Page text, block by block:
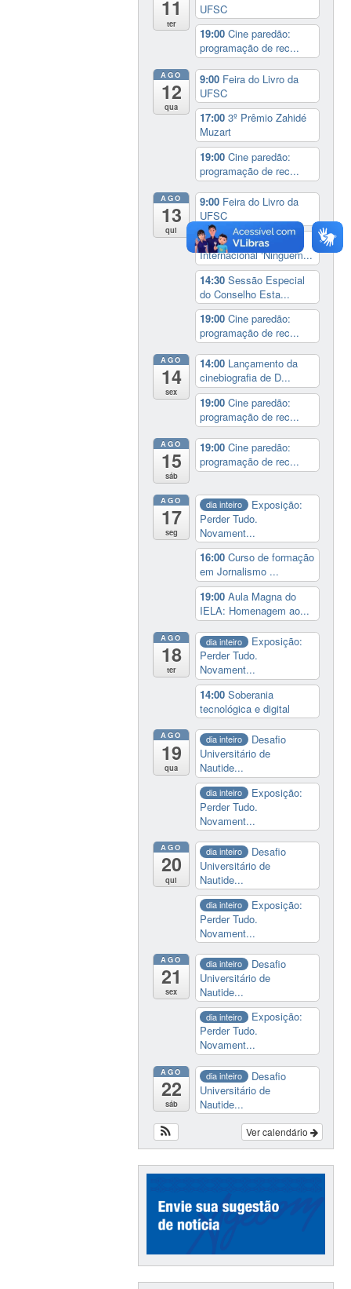
11
ter
UFSC
19:00Cine paredão:
programação de rec...
AGO
12
qua
9:00 Feira do Livro da
UFSC
17:003º Prêmio Zahidé
Muzart
19:00Cine paredão:
programação de rec...
AGO
13
qui
9:00 Feira do Livro da
UFSC
14:00 Seminário
Internacional ‘Ninguém...
14:30Sessão Especial
do Conselho Esta...
19:00Cine paredão:
programação de rec...
AGO
14
sex
14:00 Lançamento da
cinebiografia de D...
19:00Cine paredão:
programação de rec...
AGO
15
sáb
19:00Cine paredão:
programação de rec...
AGO
17
seg
dia inteiro
Exposição:
Perder Tudo.
Novament...
16:00Curso de formação
em Jornalismo ...
19:00Aula Magna do
IELA: Homenagem ao...
AGO
18
ter
dia inteiro
Exposição:
Perder Tudo.
Novament...
14:00Soberania
tecnológica e digital
AGO
19
qua
dia inteiro
Desafio
Universitário de
Nautide...
dia inteiro
Exposição:
Perder Tudo.
Novament...
AGO
20
qui
dia inteiro
Desafio
Universitário de
Nautide...
dia inteiro
Exposição:
Perder Tudo.
Novament...
AGO
21
sex
dia inteiro
Desafio
Universitário de
Nautide...
dia inteiro
Exposição:
Perder Tudo.
Novament...
AGO
22
sáb
dia inteiro
Desafio
Universitário de
Nautide...
Ver calendário